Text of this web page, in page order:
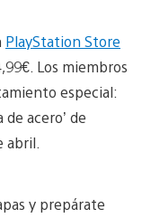
PlayStation Store
Los miembros
especial:
acero’ de
y prepárate